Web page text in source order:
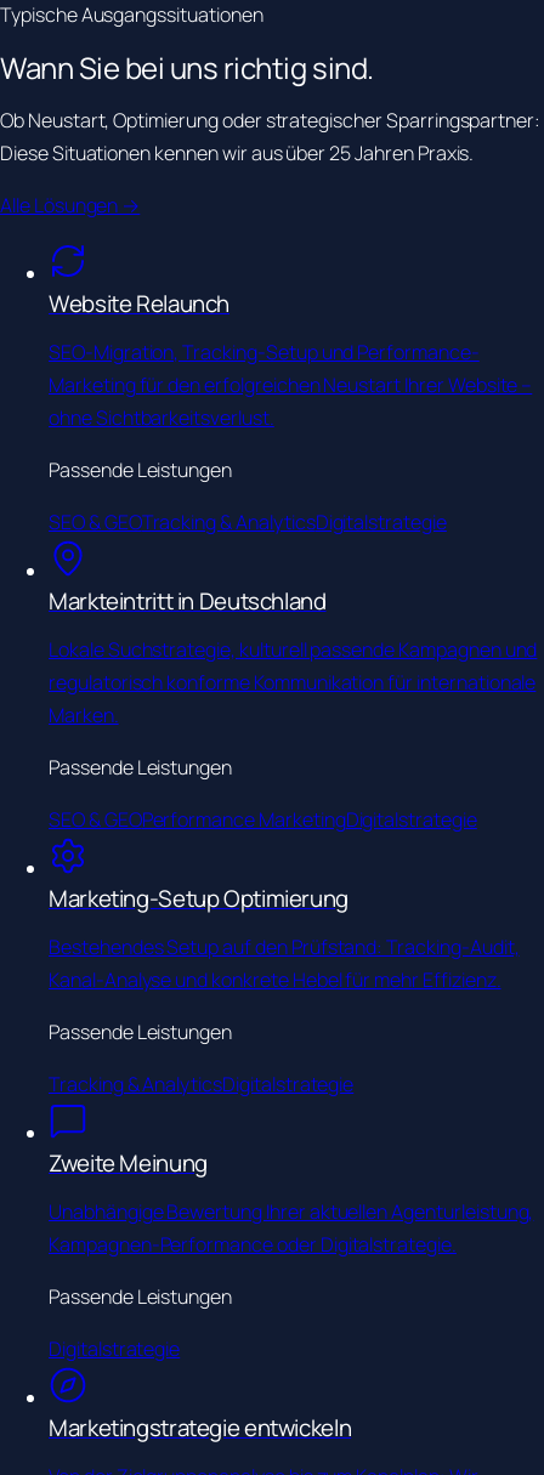
Typische Ausgangssituationen
Wann Sie bei unsrichtig sind.
Ob Neustart, Optimierung oder strategischer Sparringspartner:
Diese Situationen kennen wir aus über 25 Jahren Praxis.
Alle Lösungen →
Website Relaunch
SEO-Migration, Tracking-Setup und Performance-
Marketing für den erfolgreichen Neustart Ihrer Website –
ohne Sichtbarkeitsverlust.
Passende Leistungen
SEO & GEOTracking & AnalyticsDigitalstrategie
Markteintritt in Deutschland
Lokale Suchstrategie, kulturell passende Kampagnen und
regulatorisch konforme Kommunikation für internationale
Marken.
Passende Leistungen
SEO & GEOPerformance MarketingDigitalstrategie
Marketing-Setup Optimierung
Bestehendes Setup auf den Prüfstand: Tracking-Audit,
Kanal-Analyse und konkrete Hebel für mehr Effizienz.
Passende Leistungen
Tracking & AnalyticsDigitalstrategie
Zweite Meinung
Unabhängige Bewertung Ihrer aktuellen Agenturleistung,
Kampagnen-Performance oder Digitalstrategie.
Passende Leistungen
Digitalstrategie
Marketingstrategie entwickeln